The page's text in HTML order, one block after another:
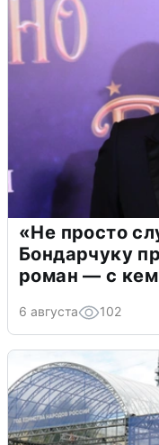
«Не просто
Бондарчуку
роман — с кем
6 августа 102